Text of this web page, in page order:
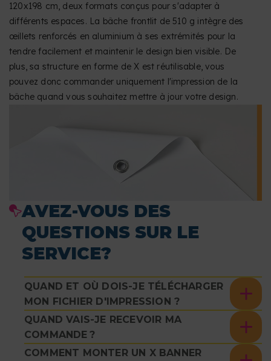
120x198 cm, deux formats conçus pour s'adapter à
différents espaces. La bâche frontlit de 510 g intègre des
œillets renforcés en aluminium à ses extrémités pour la
tendre facilement et maintenir le design bien visible. De
plus, sa structure en forme de X est réutilisable, vous
pouvez donc commander uniquement l'impression de la
bâche quand vous souhaitez mettre à jour votre design.
AVEZ-VOUS DES
QUESTIONS SUR LE
SERVICE?
QUAND ET OÙ DOIS-JE TÉLÉCHARGER
MON FICHIER D'IMPRESSION ?
QUAND VAIS-JE RECEVOIR MA
COMMANDE ?
COMMENT MONTER UN X BANNER